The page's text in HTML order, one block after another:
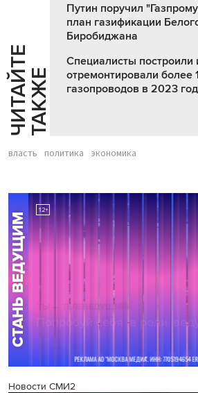
Ч
И
Т
АЙ
Т
Е
Т
А
К
ЖЕ
Путин поручил
план газификации
Биробиджана
Специалисты построили
отремонтировали более
газопроводов в 2023
власть политика экономика
Новости СМИ2